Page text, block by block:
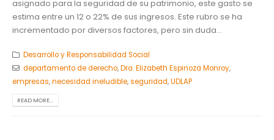
asignado para la seguridad de su patrimonio, este gasto se
estima entre un 12 o 22% de sus ingresos. Este rubro se ha
incrementado por diversos factores, pero sin duda...
Desarrollo y Responsabilidad Social
departamento de derecho,Dra. Elizabeth Espinoza Monroy,
empresas,necesidad ineludible,seguridad,UDLAP
READ MORE...